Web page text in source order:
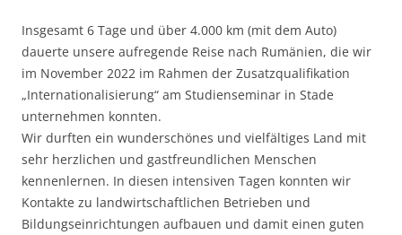
Insgesamt 6 Tage und über 4.000 km (mit dem Auto)
dauerte unsere aufregende Reise nach Rumänien, die wir
im November 2022 im Rahmen der Zusatzqualifikation
„Internationalisierung“ am Studienseminar in Stade
unternehmen konnten.
Wir durften ein wunderschönes und vielfältiges Land mit
sehr herzlichen und gastfreundlichen Menschen
kennenlernen. In diesen intensiven Tagen konnten wir
Kontakte zu landwirtschaftlichen Betrieben und
Bildungseinrichtungen aufbauen und damit einen guten